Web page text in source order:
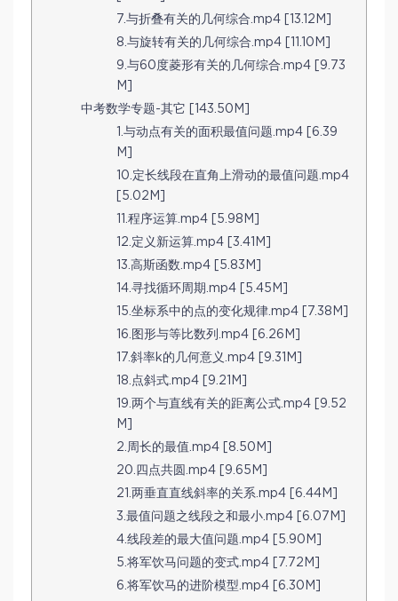
7.与折叠有关的几何综合.mp4 [13.12M]
8.与旋转有关的几何综合.mp4 [11.10M]
9.与60度菱形有关的几何综合.mp4 [9.73
M]
中考数学专题-其它 [143.50M]
1.与动点有关的面积最值问题.mp4 [6.39
M]
10.定长线段在直角上滑动的最值问题.mp4
[5.02M]
11.程序运算.mp4 [5.98M]
12.定义新运算.mp4 [3.41M]
13.高斯函数.mp4 [5.83M]
14.寻找循环周期.mp4 [5.45M]
15.坐标系中的点的变化规律.mp4 [7.38M]
16.图形与等比数列.mp4 [6.26M]
17.斜率k的几何意义.mp4 [9.31M]
18.点斜式.mp4 [9.21M]
19.两个与直线有关的距离公式.mp4 [9.52
M]
2.周长的最值.mp4 [8.50M]
20.四点共圆.mp4 [9.65M]
21.两垂直直线斜率的关系.mp4 [6.44M]
3.最值问题之线段之和最小.mp4 [6.07M]
4.线段差的最大值问题.mp4 [5.90M]
5.将军饮马问题的变式.mp4 [7.72M]
6.将军饮马的进阶模型.mp4 [6.30M]